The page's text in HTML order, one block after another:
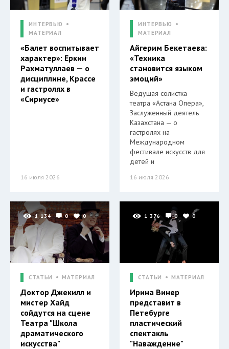
ИНТЕРВЬЮ
МАТЕРИАЛ
«Балет воспитывает
характер»: Еркин
Рахматуллаев — о
дисциплине, Крассе
и гастролях в
«Сириусе»
16 июля 2026
ИНТЕРВЬЮ
МАТЕРИАЛ
Айгерим Бекетаева:
«Техника
становится языком
эмоций»
Ведущая солистка
театра «Астана Опера»,
Заслуженный деятель
Казахстана — о
гастролях на
Международном
фестивале искусств для
детей и
16 июля 2026
1 134 0 0
СТАТЬИ МАТЕРИАЛ
Доктор Джекилл и
мистер Хайд
сойдутся на сцене
Театра "Школа
драматического
искусства"
1 376 0 0
СТАТЬИ МАТЕРИАЛ
Ирина Винер
представит в
Петебурге
пластический
спектакль
"Наваждение"